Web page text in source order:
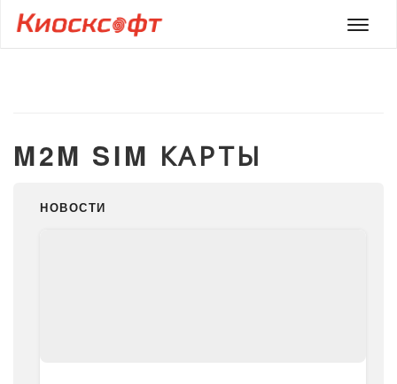
Меню
M2M SIM КАРТЫ
НОВОСТИ